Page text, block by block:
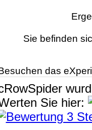
Sie befinden
das
Sie hier: